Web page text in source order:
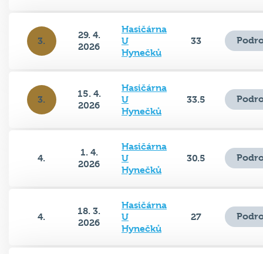
3.
29. 4.
2026
Hasičárna
U
Hynečků
33
3.
15. 4.
2026
Hasičárna
U
Hynečků
33.5
4.
1. 4.
2026
Hasičárna
U
Hynečků
30.5
4.
18. 3.
2026
Hasičárna
U
Hynečků
27